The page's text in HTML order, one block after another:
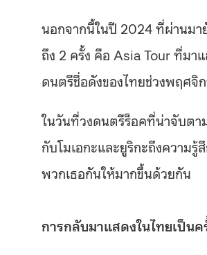
นอกจากนี้ในปี 2024 ที่ผ่านมา
ถึง 2 ครั้ง คือ Asia Tour ที่มา
ดนตรีชื่อดังของไทยช่วงพฤศจิ
ในวันที่วงดนตรีร็อคที่น่าจับตา
กับโมเอกะและยูริกะถึงความ
พวกเธอกันให้มากขึ้นด้วยกัน
การกลับมาแสดงในไทยเป็น